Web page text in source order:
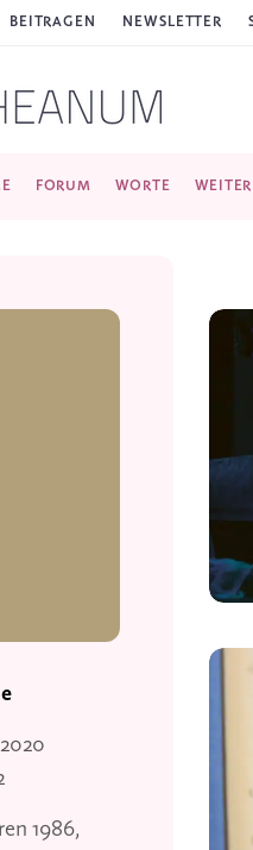
BEITRAGEN NEWSLETTER
FORUM WORTE WEITER
1986,